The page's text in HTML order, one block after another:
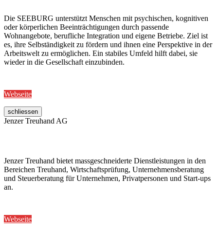
Die SEEBURG unterstützt Menschen mit psychischen, kognitiven
oder körperlichen Beeinträchtigungen durch passende
Wohnangebote, berufliche Integration und eigene Betriebe. Ziel ist
es, ihre Selbständigkeit zu fördern und ihnen eine Perspektive in der
Arbeitswelt zu ermöglichen. Ein stabiles Umfeld hilft dabei, sie
wieder in die Gesellschaft einzubinden.
Webseite
schliessen
Jenzer Treuhand AG
Jenzer Treuhand bietet massgeschneiderte Dienstleistungen in den
Bereichen Treuhand, Wirtschaftsprüfung, Unternehmensberatung
und Steuerberatung für Unternehmen, Privatpersonen und Start-ups
an.
Webseite